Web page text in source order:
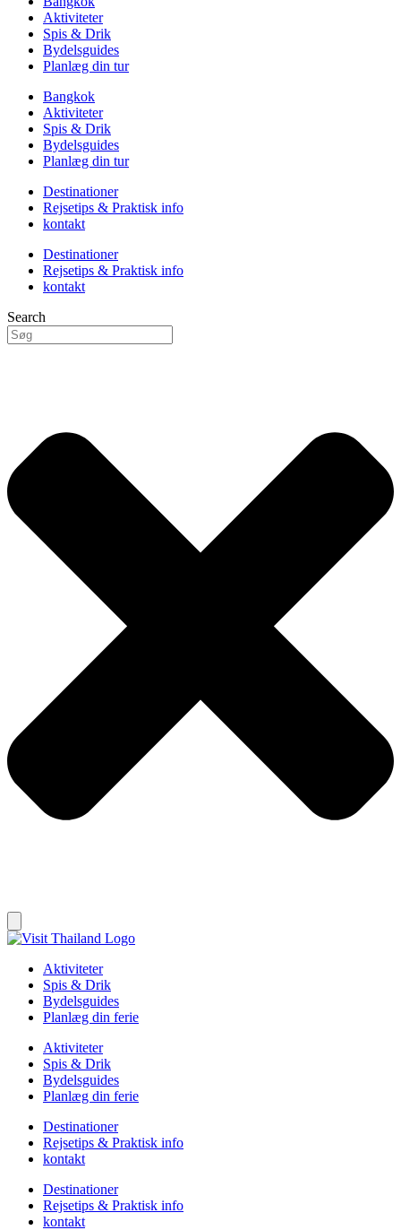
Aktiviteter
Spis & Drik
Bydelsguides
Planlæg din tur
Bangkok
Aktiviteter
Spis & Drik
Bydelsguides
Planlæg din tur
Destinationer
Rejsetips & Praktisk info
kontakt
Destinationer
Rejsetips & Praktisk info
kontakt
Search
Aktiviteter
Spis & Drik
Bydelsguides
Planlæg din ferie
Aktiviteter
Spis & Drik
Bydelsguides
Planlæg din ferie
Destinationer
Rejsetips & Praktisk info
kontakt
Destinationer
Rejsetips & Praktisk info
kontakt